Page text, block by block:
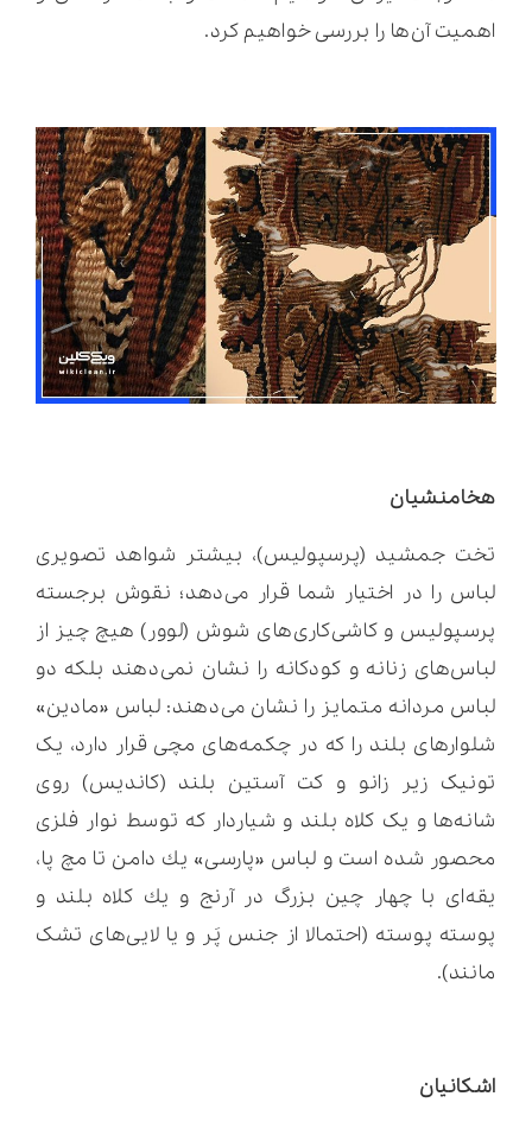
اهمیت آن‌ها را بررسی خواهیم کرد.
هخامنشیان
تخت جمشید (پرسپولیس)، بیشتر شواهد تصویری
لباس را در اختیار شما قرار می‌دهد؛ نقوش برجسته
پرسپولیس و کاشی‌کاری‌های شوش (لوور) هیچ چیز از
لباس‌های زنانه و کودکانه را نشان نمی‌دهند بلکه دو
لباس مردانه متمایز را نشان می‌دهند: لباس «مادین»
شلوارهای بلند را که در چکمه‌های مچی قرار دارد، یک
تونیک زیر زانو و کت آستین بلند (کاندیس) روی
شانه‌ها و یک کلاه بلند و شیاردار که توسط نوار فلزی
محصور شده است و لباس «پارسی» یك دامن تا مچ پا،
یقه‌ای با چهار چین بزرگ در آرنج و یك كلاه بلند و
پوسته پوسته (احتمالا از جنس پَر و یا لایی‌های تشک
مانند).
اشکانیان